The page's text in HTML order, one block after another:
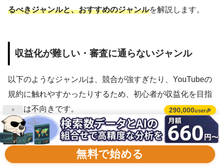
× 290,000user🎉
無料で始める
るべきジャンルと、おすすめのジャンルを解説します。
収益化が難しい・審査に通らないジャンル
以下のようなジャンルは、競合が強すぎたり、YouTubeの
規約に触れやすかったりするため、初心者が収益化を目指
すには不向きです。
一般人のVlog（日常動画）
特別なスキルや魅力的な容姿がない一般人の日常